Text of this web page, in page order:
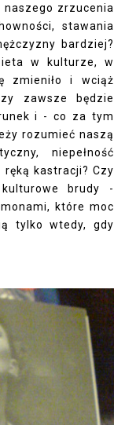
naszego zrzucenia
stawania
bardziej?
w kulturze, w
zmieniło i wciąż
zawsze będzie
i - co za tym
rozumieć naszą
niepełność
kastracji? Czy
brudy -
które moc
tylko wtedy, gdy